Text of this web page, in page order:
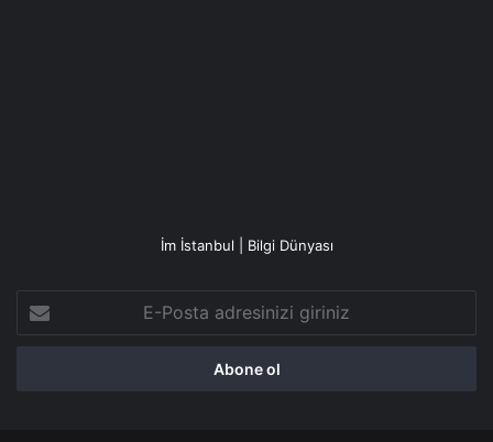
İm İstanbul | Bilgi Dünyası
Posta
adresinizi